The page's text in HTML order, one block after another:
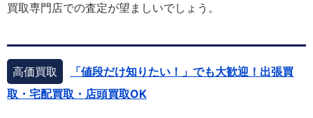
買取専門店での査定が望ましいでしょう。
高価買取
「値段だけ知りたい！」でも大歓迎！出張買
取・宅配買取・店頭買取OK